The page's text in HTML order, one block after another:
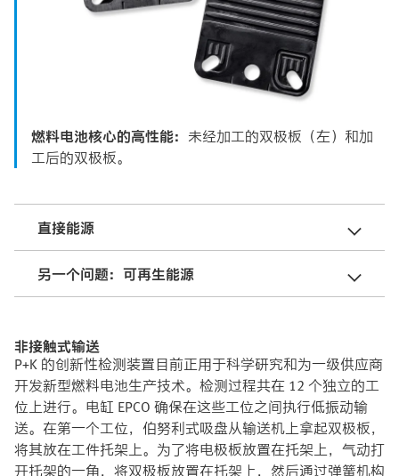
燃料电池核心的高性能： 未经加工的双极板（左）和加
工后的双极板。
直接能源
另一个问题：可再生能源
非接触式输送
P+K 的创新性检测装置目前正用于科学研究和为一级供应商
开发新型燃料电池生产技术。检测过程共在 12 个独立的工
位上进行。电缸 EPCO 确保在这些工位之间执行低振动输
送。在第一个工位，伯努利式吸盘从输送机上拿起双极板，
将其放在工件托架上。为了将电极板放置在托架上，气动打
开托架的一角，将双极板放置在托架上，然后通过弹簧机构